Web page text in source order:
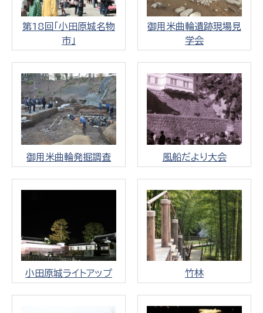
第18回「小田原城名物
市」
御用米曲輪遺跡現場見
学会
御用米曲輪発掘調査 風船だより大会
小田原城ライトアップ 竹林